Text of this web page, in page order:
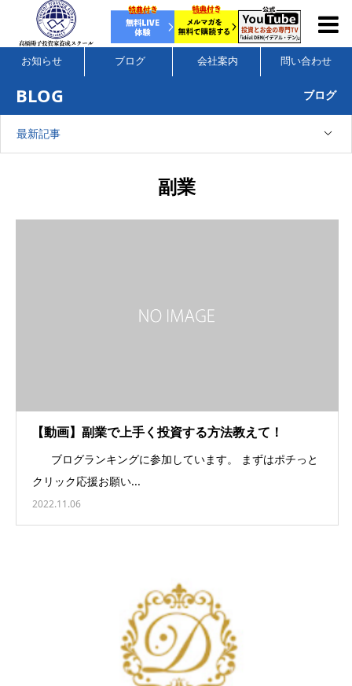
お知らせ ブログ 会社案内 問い合わせ
BLOG ブログ
最新記事
副業
【動画】副業で上手く投資する方法教えて！
ブログランキングに参加しています。 まずはポチっと
クリック応援お願い...
2022.11.06